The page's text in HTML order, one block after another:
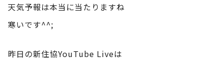
天気予報は本当に当たりますね
寒いです^^;
昨日の新住協YouTube Liveは